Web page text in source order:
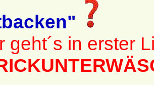
geht´s in erster